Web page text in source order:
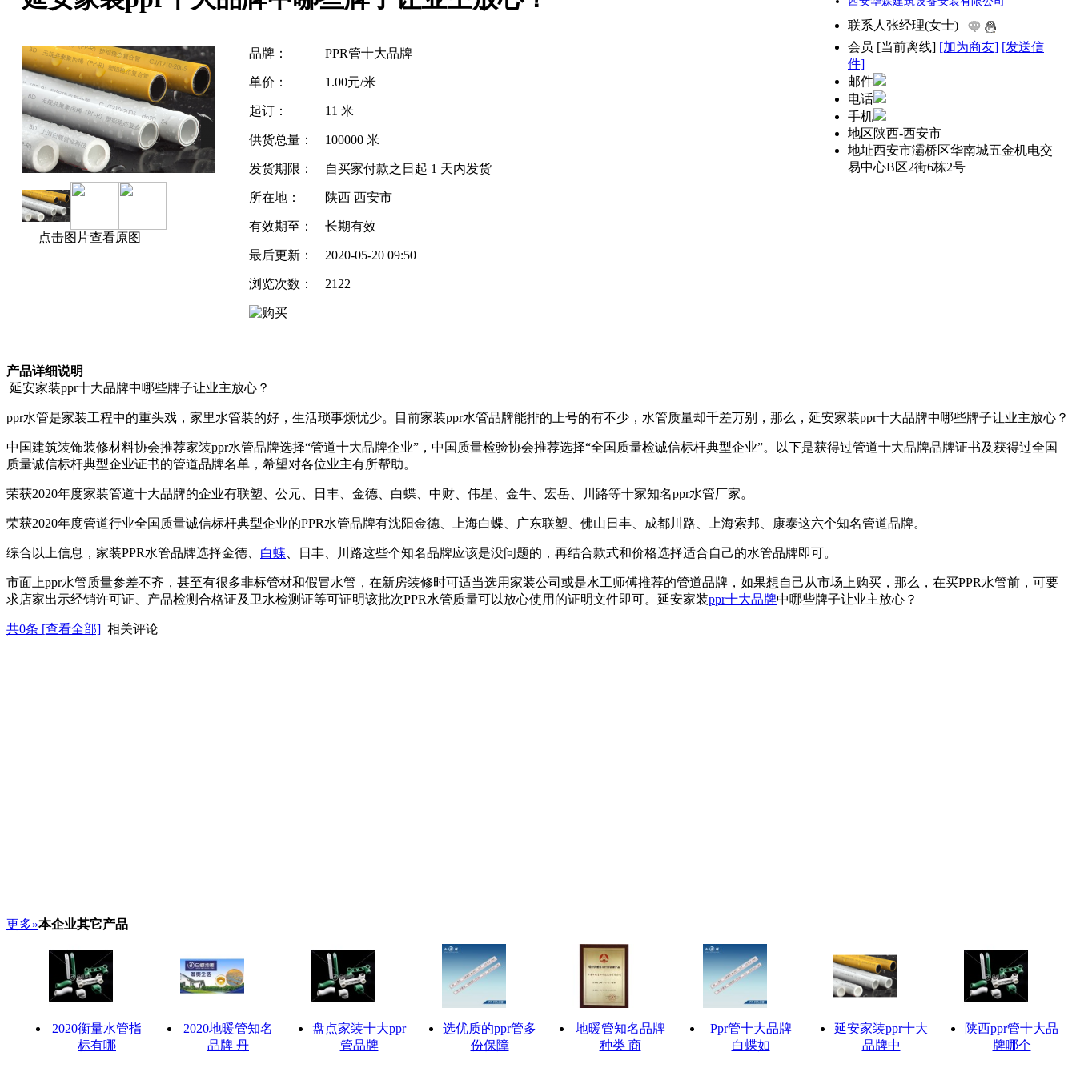
点击图片查看原图
品牌： PPR管十大品牌
单价： 1.00元/米
起订： 11 米
供货总量： 100000 米
发货期限： 自买家付款之日起 1 天内发货
所在地： 陕西 西安市
有效期至： 长期有效
最后更新： 2020-05-20 09:50
浏览次数： 2122
联系人 张经理(女士)
会员 [当前离线] [加为商友] [发送信
件]
邮件
电话
手机
地区陕西-西安市
地址西安市灞桥区华南城五金机电交
易中心B区2街6栋2号
产品详细说明
延安家装ppr十大品牌中哪些牌子让业主放心？
ppr水管是家装工程中的重头戏，家里水管装的好，生活琐事烦忧少。目前家装ppr水管品牌能排的上号的有不少，水管质量却千差万别，那么，延安家装ppr十大品牌中哪些牌子让业主放心？
中国建筑装饰装修材料协会推荐家装ppr水管品牌选择“管道十大品牌企业”，中国质量检验协会推荐选择“全国质量检诚信标杆典型企业”。以下是获得过管道十大品牌品牌证书及获得过全国
质量诚信标杆典型企业证书的管道品牌名单，希望对各位业主有所帮助。
荣获2020年度家装管道十大品牌的企业有联塑、公元、日丰、金德、白蝶、中财、伟星、金牛、宏岳、川路等十家知名ppr水管厂家。
荣获2020年度管道行业全国质量诚信标杆典型企业的PPR水管品牌有沈阳金德、上海白蝶、广东联塑、佛山日丰、成都川路、上海索邦、康泰这六个知名管道品牌。
综合以上信息，家装PPR水管品牌选择金德、 白蝶 、日丰、川路这些个知名品牌应该是没问题的，再结合款式和价格选择适合自己的水管品牌即可。
市面上ppr水管质量参差不齐，甚至有很多非标管材和假冒水管，在新房装修时可适当选用家装公司或是水工师傅推荐的管道品牌，如果想自己从市场上购买，那么，在买PPR水管前，可要
求店家出示经销许可证、产品检测合格证及卫水检测证等可证明该批次PPR水管质量可以放心使用的证明文件即可。延安家装ppr十大品牌中哪些牌子让业主放心？
共0条 [查看全部] 相关评论
更多»本企业其它产品
2020衡量水管指
标有哪
2020地暖管知名
品牌 丹
盘点家装十大ppr
管品牌
选优质的ppr管多
份保障
地暖管知名品牌
种类 商
Ppr管十大品牌
白蝶如
延安家装ppr十大
品牌中
陕西ppr管十大品
牌哪个